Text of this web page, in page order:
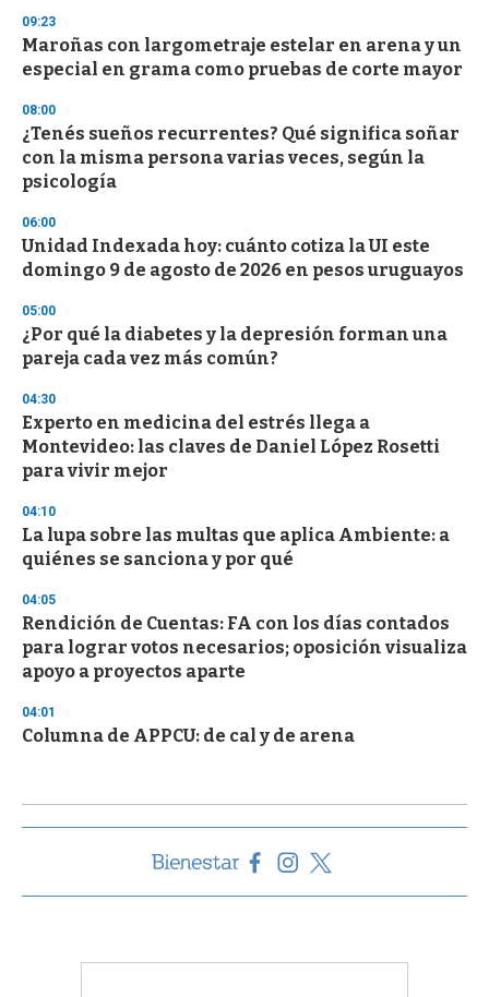
d
s
o
f
3
s
e
c
o
d
s
09:23
Maroñas con largometraje estelar en arena y un
especial en grama como pruebas de corte mayor
08:00
¿Tenés sueños recurrentes? Qué significa soñar
con la misma persona varias veces, según la
psicología
06:00
Unidad Indexada hoy: cuánto cotiza la UI este
domingo 9 de agosto de 2026 en pesos uruguayos
05:00
¿Por qué la diabetes y la depresión forman una
pareja cada vez más común?
04:30
Experto en medicina del estrés llega a
Montevideo: las claves de Daniel López Rosetti
para vivir mejor
04:10
La lupa sobre las multas que aplica Ambiente: a
quiénes se sanciona y por qué
04:05
Rendición de Cuentas: FA con los días contados
para lograr votos necesarios; oposición visualiza
apoyo a proyectos aparte
04:01
Columna de APPCU: de cal y de arena